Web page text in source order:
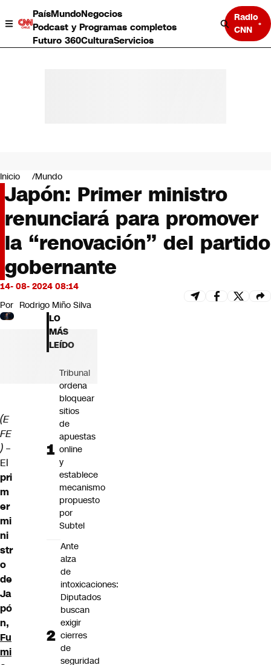
PaísMundoNegocios
Podcast y Programas completos
Futuro 360CulturaServicios
Radio
CNN
Negocios
Deportes
Programas completos
Cultura
Servicios
Bits
CNN tiempo
Futuro 360
Inicio Mundo
Japón: Primer ministro
renunciará para promover
la “renovación” del partido
gobernante
14- 08- 2024 08:14
Por Rodrigo Miño Silva
(E
FE
) –
El
pri
m
er
mi
ni
str
o
de
Ja
pó
n,
Fu
mi
LO
MÁS
LEÍDO
Tribunal
ordena
bloquear
sitios
de
apuestas
online
y
establece
mecanismo
propuesto
por
Subtel
Ante
alza
de
intoxicaciones:
Diputados
buscan
exigir
cierres
de
seguridad